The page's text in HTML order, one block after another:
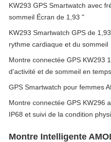
KW293 GPS Smartwatch avec
sommeil Écran de 1,93 "
KW293 Smartwatch GPS de
rythme cardiaque et du sommeil
Montre connectée GPS KW293
d'activité et de sommeil en
GPS Smartwatch pour femmes
Montre connectée GPS KW296
IP68 et suivi de la condition
Montre Intelligente